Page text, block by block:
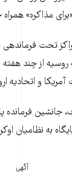
مذاکره» همراه
تحت فرماندهی
روسیه از چند
و اتحادیه
جانشین فرمانده
به نظامیان
آگهی